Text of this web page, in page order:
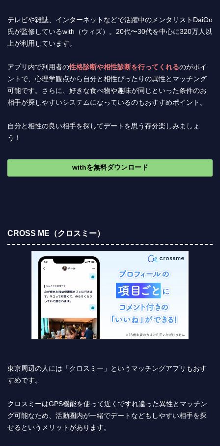
テレビや雑誌、インターネットなどで活躍中のメンタリストDaiGo
氏が監修しているwith（ウィズ）。20代〜30代を中心に320万人以
上が利用しています。
アプリ内で利用者の性格診断や相性診断を行ってくれるのがポイ
ントで、心理学観点から自分と相性ぴったりの異性とマッチング
可能です。さらに、好きな食べ物や趣味が同じといった条件のお
相手が探しやすいシステムになっているのもおすすめポイント。
自分と相性の良い相手を探してデートを思う存分楽しみましょ
う！
withを無料ダウンロード
CROSS ME（クロスミー）
東京周辺の人には「クロスミー」というマッチングアプリもおす
すめです。
クロスミーはGPS機能を使って近くですれ違った異性とマッチン
グ可能なため、活動圏内が一緒でデートなどもしやすい相手を探
せるというメリットがあります。